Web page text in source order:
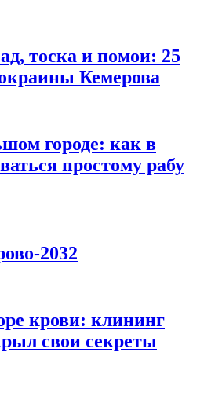
тоска и помои: 25
Кемерова
городе: как в
простому рабу
2032
крови: клининг
свои секреты